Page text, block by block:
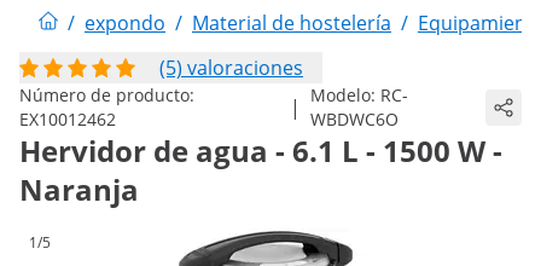
/ expondo / Material de hostelería /
(5) valoraciones
Número de producto:
EX10012462
| Modelo: RC-
WBDWC6O
Hervidor de agua - 6.1 L - 1500 W -
Naranja
1/5